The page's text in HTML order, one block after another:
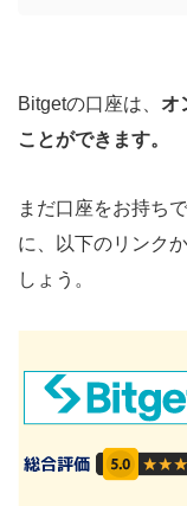
Bitgetの口座は、 オ
ことができます。
まだ口座をお持ち
に、以下のリンク
しょう。